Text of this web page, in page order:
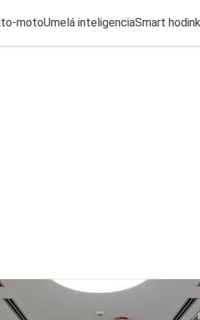
motoUmelá inteligenciaSmart